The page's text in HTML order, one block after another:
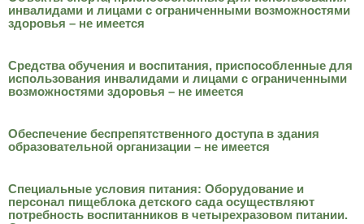
инвалидами и лицами с ограниченными возможностями
здоровья – не имеется
Средства обучения и воспитания, приспособленные для
использования инвалидами и лицами с ограниченными
возможностями здоровья – не имеется
Обеспечение беспрепятственного доступа в здания
образовательной организации – не имеется
Специальные условия питания: Оборудование и
персонал пищеблока детского сада осуществляют
потребность воспитанников в четырехразовом питании.